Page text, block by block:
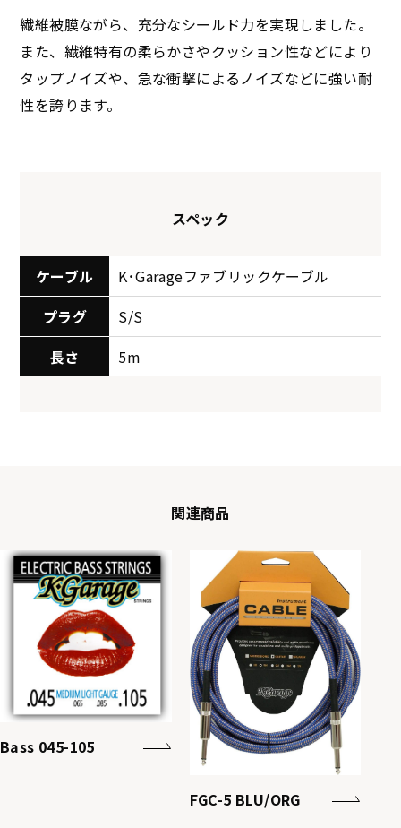
繊維被膜ながら、充分なシールド力を実現しました。
また、繊維特有の柔らかさやクッション性などにより
タップノイズや、急な衝撃によるノイズなどに強い耐
性を誇ります。
スペック
ケーブル
K･Garageファブリックケーブル
プラグ
S/S
長さ
5m
関連商品
Bass 045-105
FGC-5 BLU/ORG